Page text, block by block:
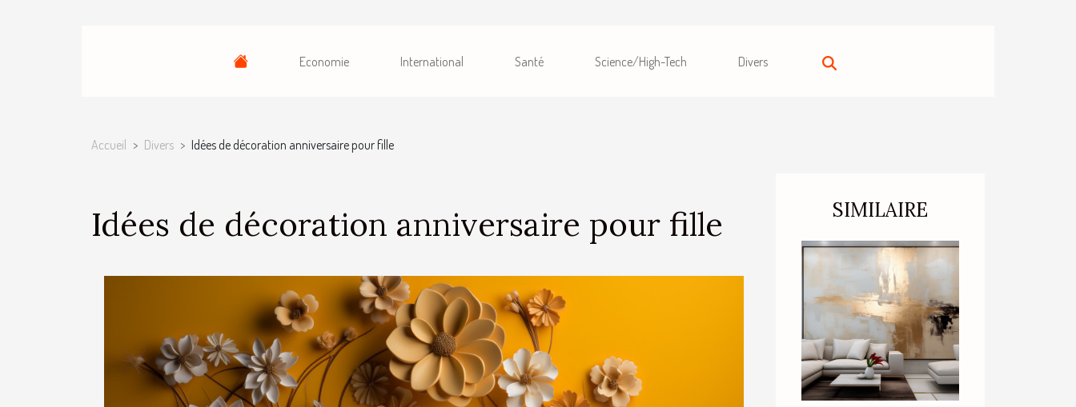
Economie International Santé Science/High-Tech Divers
Accueil Divers Idées de décoration anniversaire pour fille
Idées de décoration anniversaire pour fille SIMILAIRE